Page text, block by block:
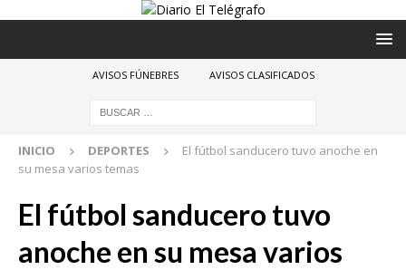
AVISOS FÚNEBRES AVISOS CLASIFICADOS
INICIO DEPORTES
El fútbol sanducero tuvo anoche en
su mesa varios temas
El fútbol sanducero tuvo
anoche en su mesa varios